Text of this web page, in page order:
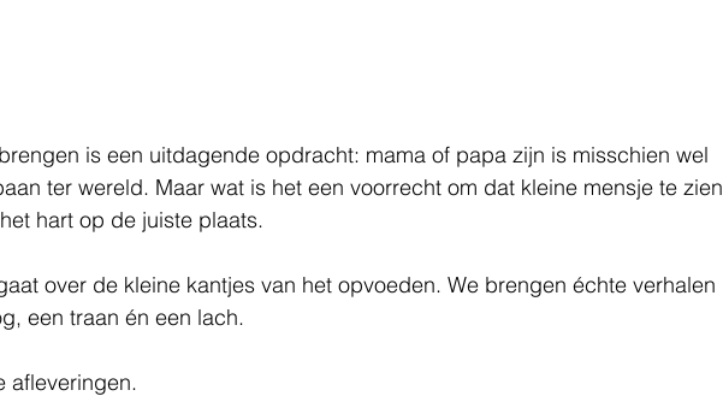
is een uitdagende opdracht: mama of papa zijn is misschien wel
ter wereld. Maar wat is het een voorrecht om dat kleine mensje te zien
hart op de juiste plaats.
over de kleine kantjes van het opvoeden. We brengen échte verhalen
een traan én een lach.
afleveringen.